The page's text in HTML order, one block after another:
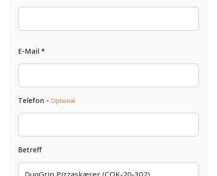
E-Mail *
Telefon - Optional
Betreff